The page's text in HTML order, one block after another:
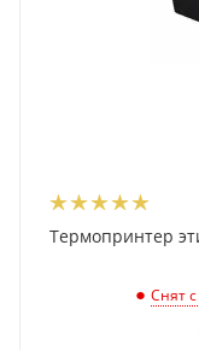
Термопринтер
Снят